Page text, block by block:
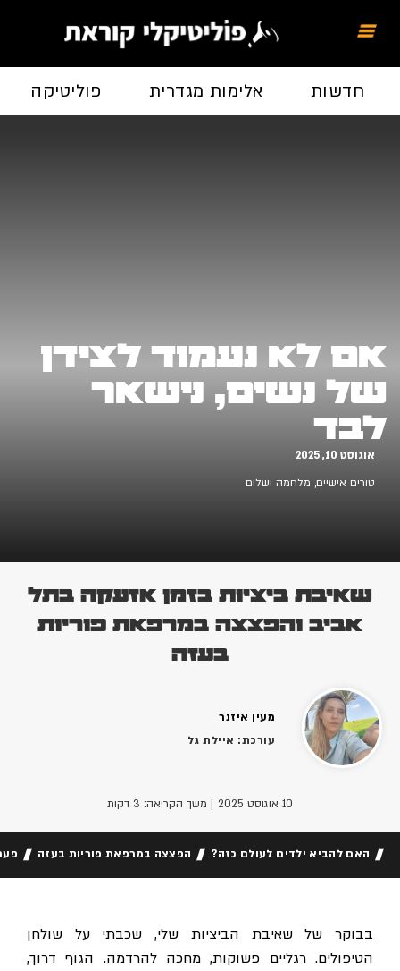
חדשות אלימות מגדרית פוליטיקה
אם לא נעמוד לצידן
של נשים, נישאר
לבד
אוגוסט 10, 2025
טורים אישיים, מלחמה ושלום
שאיבת ביציות בזמן אזעקה בתל
אביב והפצצה במרפאת פוריות
בעזה
מעין איזנר
עורכת: איילת גל
10 אוגוסט 2025 | משך הקריאה: 3 דקות
האם להביא ילדים לעולם כזה? הפצצה במרפאת פוריות בעזה
בבוקר של שאיבת הביציות שלי, שכבתי על שולחן
הטיפולים. רגליים פשוקות, מחכה להרדמה. הגוף דרוך,